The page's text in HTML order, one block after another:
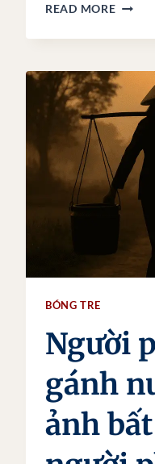
READ MOREÁNH
–
KHÔNG
THỂ
QUÊN
BÓNG TRE
Người
gánh
ảnh